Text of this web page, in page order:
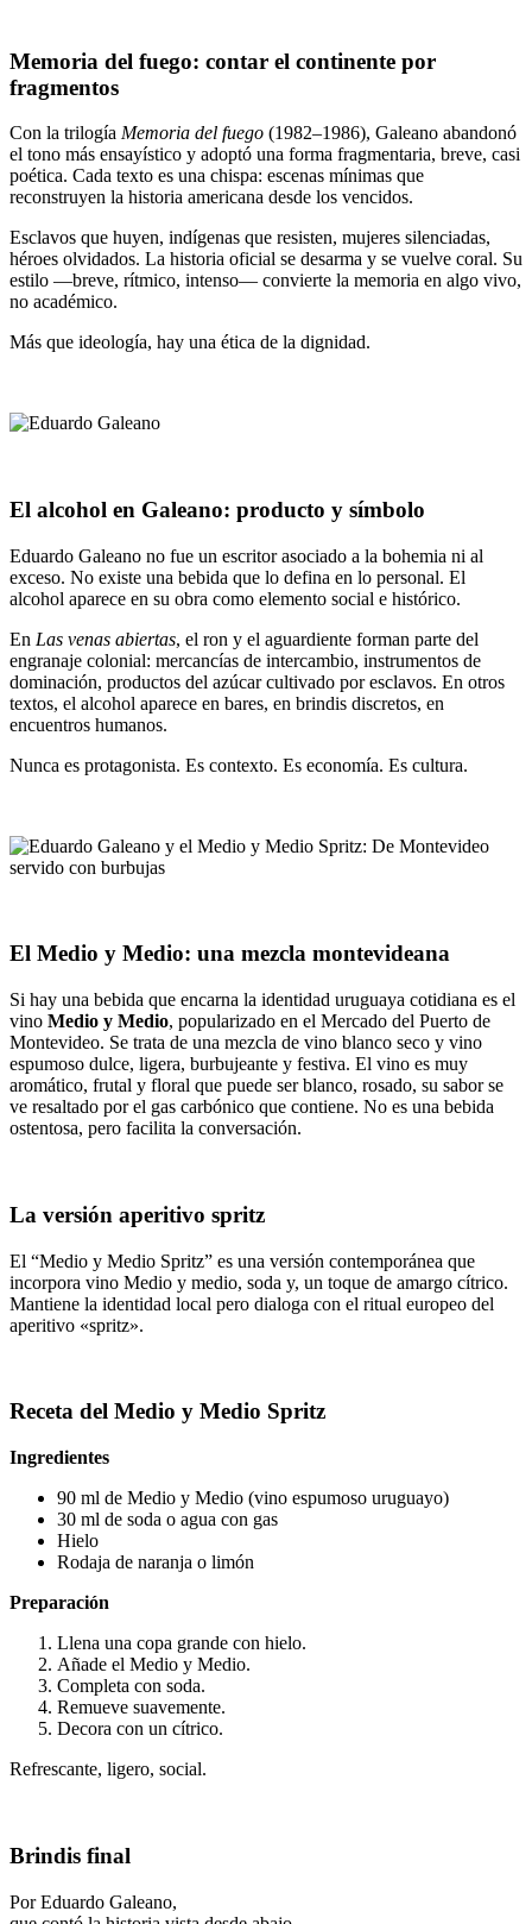
Memoria del fuego: contar el continente por
fragmentos
Con la trilogía Memoria del fuego (1982–1986), Galeano abandonó
el tono más ensayístico y adoptó una forma fragmentaria, breve, casi
poética. Cada texto es una chispa: escenas mínimas que
reconstruyen la historia americana desde los vencidos.
Esclavos que huyen, indígenas que resisten, mujeres silenciadas,
héroes olvidados. La historia oficial se desarma y se vuelve coral. Su
estilo —breve, rítmico, intenso— convierte la memoria en algo vivo,
no académico.
Más que ideología, hay una ética de la dignidad.
El alcohol en Galeano: producto y símbolo
Eduardo Galeano no fue un escritor asociado a la bohemia ni al
exceso. No existe una bebida que lo defina en lo personal. El
alcohol aparece en su obra como elemento social e histórico.
En Las venas abiertas, el ron y el aguardiente forman parte del
engranaje colonial: mercancías de intercambio, instrumentos de
dominación, productos del azúcar cultivado por esclavos. En otros
textos, el alcohol aparece en bares, en brindis discretos, en
encuentros humanos.
Nunca es protagonista. Es contexto. Es economía. Es cultura.
El Medio y Medio: una mezcla montevideana
Si hay una bebida que encarna la identidad uruguaya cotidiana es el
vino Medio y Medio, popularizado en el Mercado del Puerto de
Montevideo. Se trata de una mezcla de vino blanco seco y vino
espumoso dulce, ligera, burbujeante y festiva. El vino es muy
aromático, frutal y floral que puede ser blanco, rosado, su sabor se
ve resaltado por el gas carbónico que contiene. No es una bebida
ostentosa, pero facilita la conversación.
La versión aperitivo spritz
El “Medio y Medio Spritz” es una versión contemporánea que
incorpora vino Medio y medio, soda y, un toque de amargo cítrico.
Mantiene la identidad local pero dialoga con el ritual europeo del
aperitivo «spritz».
Receta del Medio y Medio Spritz
Ingredientes
90 ml de Medio y Medio (vino espumoso uruguayo)
30 ml de soda o agua con gas
Hielo
Rodaja de naranja o limón
Preparación
Llena una copa grande con hielo.
Añade el Medio y Medio.
Completa con soda.
Remueve suavemente.
Decora con un cítrico.
Refrescante, ligero, social.
Brindis final
Por Eduardo Galeano,